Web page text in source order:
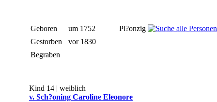
Geboren um 1752
Pl?onzig
Gestorben
vor 1830
Begraben
Kind 14 | weiblich
v. Sch?oning Caroline Eleonore